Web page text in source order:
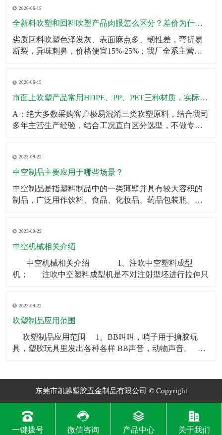
包、不变形；生产采用伺服匀速挤出+恒温冷却工艺，杜
绝瓶身局部发软、成型缩水问题。同时成品出厂前完成2
米垂直
2026-06-15
全新料吹塑和回料吹塑产品肉眼怎么区分？差价为什么这么大？
劣质回料吹塑色泽发灰、表面麻点多、韧性差，弯折易
断裂，异味刺鼻，价格便宜15%-25%；我厂全系主营成
使用寿命提升一倍以上。针对预算刚需客户，可合规提
供混合改性料经济型方案，透明告知材质参数，不偷
料、
2026-06-15
市面上吹塑产品常用HDPE、PP、PET三种材质，实际使用该怎么选？有什么核心差异？市面上吹塑产品常用HDPE、PP、PET三种材质，实际使用该怎么选？有什么核心差异？
A：绝大多数采购客户极易混淆三类吹塑原料，结合我司
多年主营生产经验，结合工况直白区分选型，不做专业
裂，壁厚可塑性强，适合工业化工桶、机油壶、农用肥
液桶、户外中空配件、仓储周转吹塑箱体，性价比最
高、
2023-09-22
中空制品主要应用于哪些场景？
中空制品是指塑料制品中的一类薄壁并具有较大容积的
制品，广泛用作饮料、食品、化妆品、药品包装瓶。​中
空制品也常被用于食品包装，如巧克力、糖果等。3．化
妆品包装：中空制品常常被用在化妆品包装上，如香水
2023-09-22
中空机械相关介绍
​ 中空机械相关介绍 1、注吹中空塑料成型
机； 注吹中空塑料成型机是不对注射型坯进行拉伸只
2023-09-22
吹塑制品应用范围
​ 吹塑制品应用范围 1。BB叫叫，哨子用于搪胶玩
具，塑胶玩具里发出各种各样 BB声音，动物声音。
东莞市凯越塑胶五金制品有限公司 © Copyright
一键拨号 微信咨询 产品中心 关于我们